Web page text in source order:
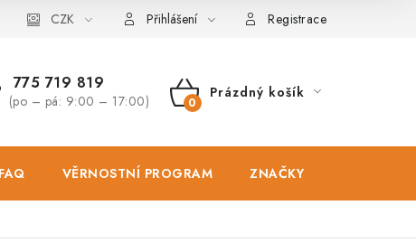
osobních údajů Zásady použivání souboru cookies
CZK Přihlášení Registrace
775 719 819
(po – pá: 9:00 – 17:00)
NÁKUPNÍ
Prázdný košík
FAQ VĚRNOSTNÍ PROGRAM ZNAČKY